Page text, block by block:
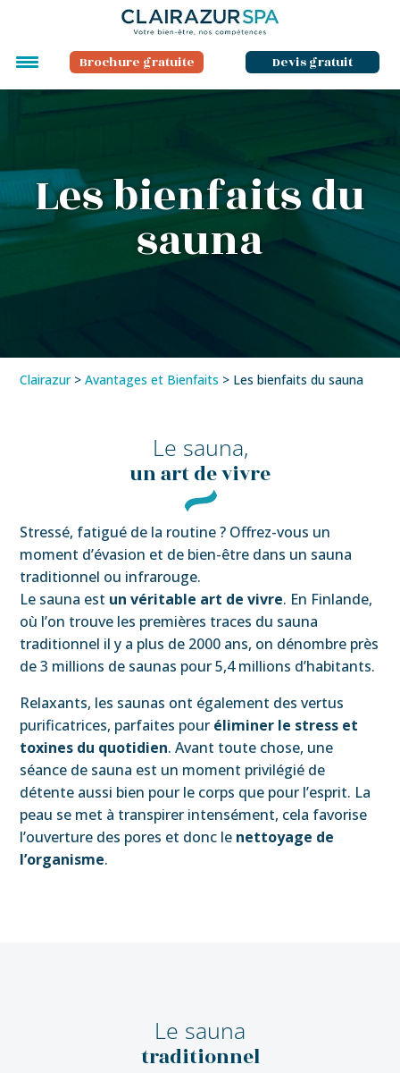
Brochure gratuite Devis gratuit
Les bienfaits du
sauna
Clairazur>Avantages et Bienfaits > Les bienfaits du sauna
Le sauna,
un art de vivre
Stressé, fatigué de la routine ? Offrez-vous un
moment d’évasion et de bien-être dans un sauna
traditionnel ou infrarouge.
Le sauna est un véritable art de vivre. En Finlande,
où l’on trouve les premières traces du sauna
traditionnel il y a plus de 2000 ans, on dénombre près
de 3 millions de saunas pour 5,4 millions d’habitants.
Relaxants, les saunas ont également des vertus
purificatrices, parfaites pour éliminer le stress et
toxines du quotidien. Avant toute chose, une
séance de sauna est un moment privilégié de
détente aussi bien pour le corps que pour l’esprit. La
peau se met à transpirer intensément, cela favorise
l’ouverture des pores et donc le nettoyage de
l’organisme.
Le sauna
traditionnel